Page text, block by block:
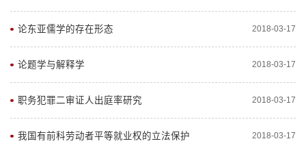
论东亚儒学的存在形态 2018-03-17
论题学与解释学 2018-03-17
职务犯罪二审证人出庭率研究 2018-03-17
我国有前科劳动者平等就业权的立法保护 2018-03-17